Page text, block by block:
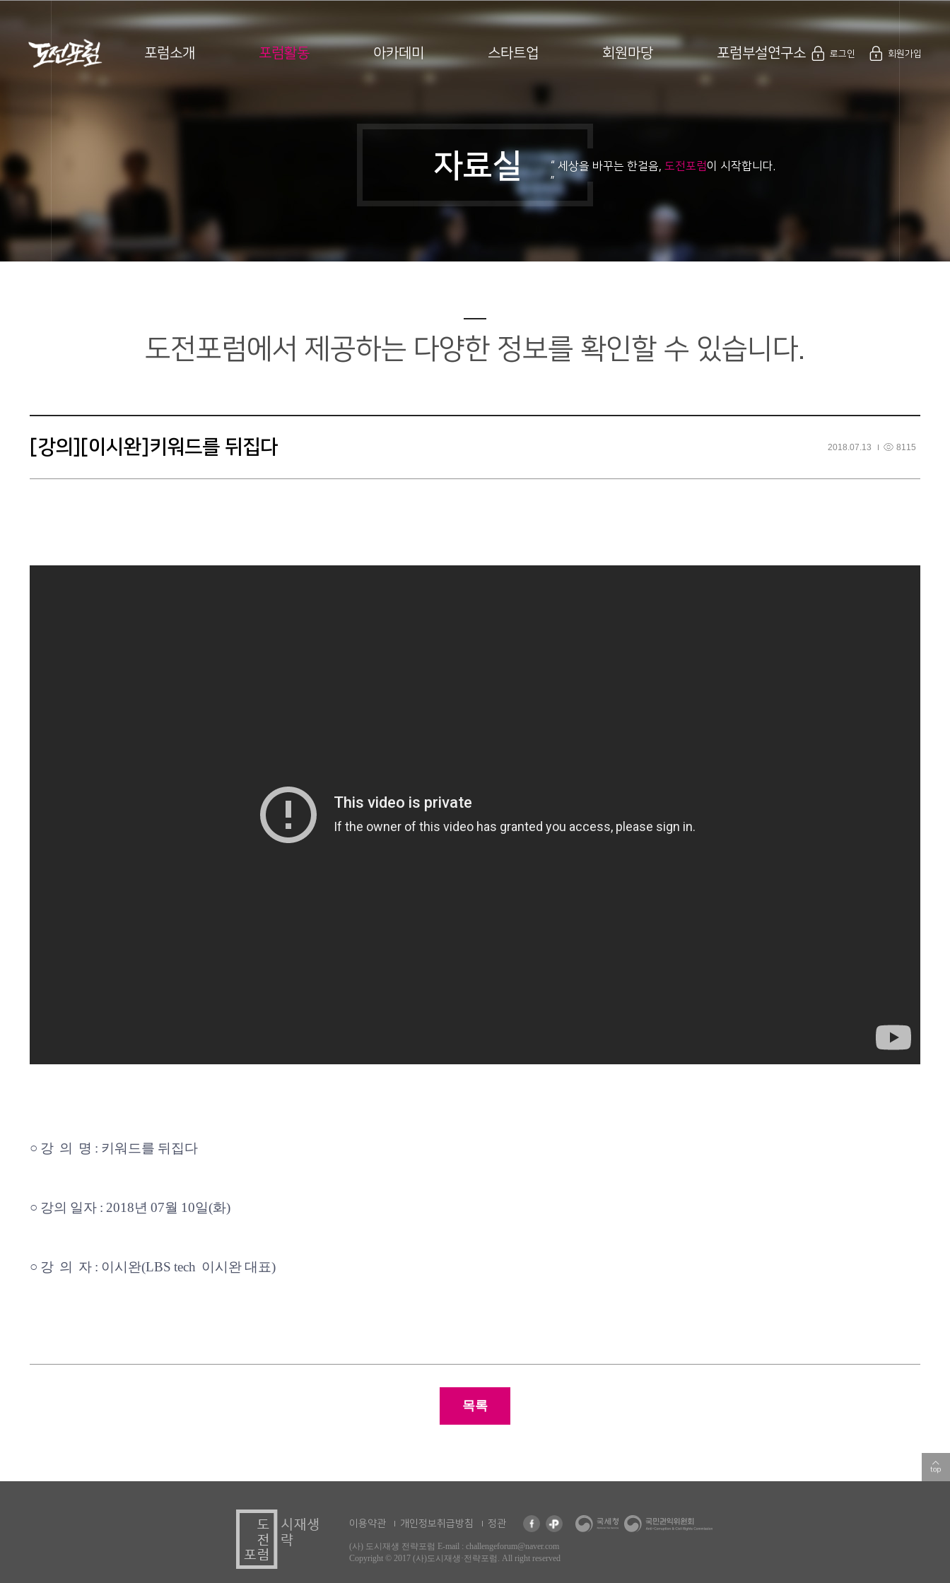
로그인 회원가입
포럼소개 포럼활동 아카데미 스타트업 회원마당 포럼부설연구소
회원가입
포럼소개
포럼활동
활동내용
자료실
공지사항
아카데미
스타트업
자료실 “ 세상을 바꾸는 한걸음, 도전포럼이 시작합니다.
”
도전포럼에서 제공하는 다양한 정보를 확인할 수 있습니다.
[강의][이시완]키워드를 뒤집다 2018.07.13 8115
○ 강 의 명 : 키워드를 뒤집다
○ 강의 일자 : 2018년 07월 10일(화)
○ 강 의 자 : 이시완(LBS tech 이시완 대표)
목록
이용약관 개인정보취급방침 정관
(사) 도시재생 전략포럼 E-mail : challengeforum@naver.com
Copyright © 2017 (사)도시재생·전략포럼. All right reserved